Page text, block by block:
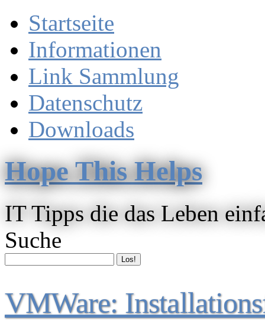
Startseite
Informationen
Link Sammlung
Datenschutz
Downloads
Hope This Helps
IT Tipps die das Leben
Suche
VMWare: